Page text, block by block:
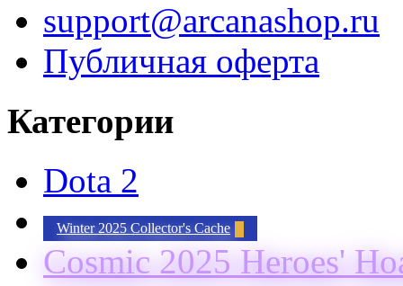
support@arcanashop.ru
Публичная оферта
Категории
Dota 2
Winter 2025 Collector's Cache
Cosmic 2025 Heroes'